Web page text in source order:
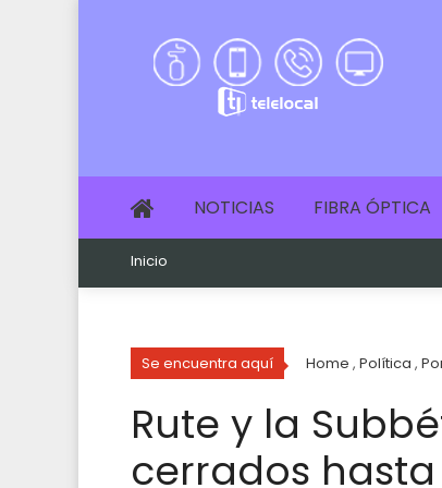
NOTICIAS FIBRA ÓPTICA
Inicio
Se encuentra aquí Home , Política ,
Rute y la
cerrados